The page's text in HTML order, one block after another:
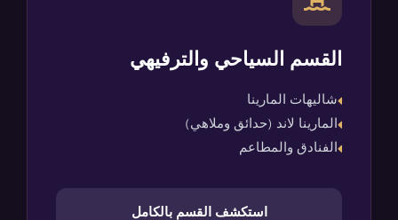
القسم السياحي والترفيهي
شاليهات المارينا
المارينا لاند (حدائق وملاهي)
الفنادق والمطاعم
استكشف القسم بالكامل